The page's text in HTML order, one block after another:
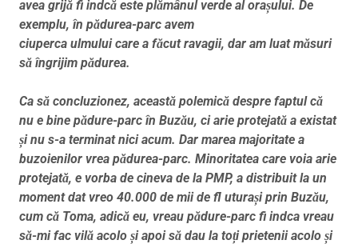
avea grijă fi indcă este plămânul verde al orașului. De
exemplu, în pădurea-parc avem
ciuperca ulmului care a făcut ravagii, dar am luat măsuri
să îngrijim pădurea.
Ca să concluzionez, această polemică despre faptul că
nu e bine pădure-parc în Buzău, ci arie protejată a existat
și nu s-a terminat nici acum. Dar marea majoritate a
buzoienilor vrea pădurea-parc. Minoritatea care voia arie
protejată, e vorba de cineva de la PMP, a distribuit la un
moment dat vreo 40.000 de mii de fl uturași prin Buzău,
cum că Toma, adică eu, vreau pădure-parc fi indca vreau
să-mi fac vilă acolo și apoi să dau la toți prietenii acolo și